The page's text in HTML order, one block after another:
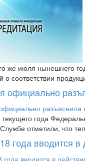
же июля нынешнего
о соответствии
официально
года
Службе отметили, что
года вводится